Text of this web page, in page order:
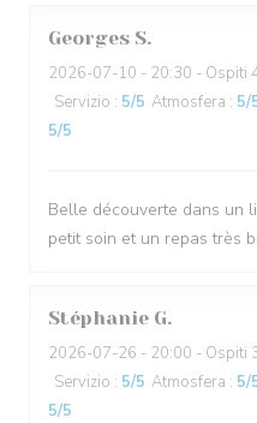
Georges S
2026-07-10 - 20:30 - Ospiti
Servizio : 5/5 Atmosfera : 5/
5/5
Belle découverte dans un
petit soin et un repas très
Stéphanie G
2026-07-26 - 20:00 - Ospiti
Servizio : 5/5 Atmosfera : 5/
5/5